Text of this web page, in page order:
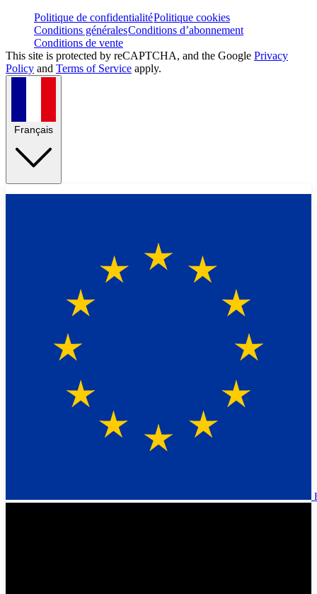
Politique de confidentialitéPolitique cookies
Conditions généralesConditions d’abonnement
Conditions de vente
This site is protected by reCAPTCHA, and the Google Privacy
Policy and Terms of Service apply.
Français